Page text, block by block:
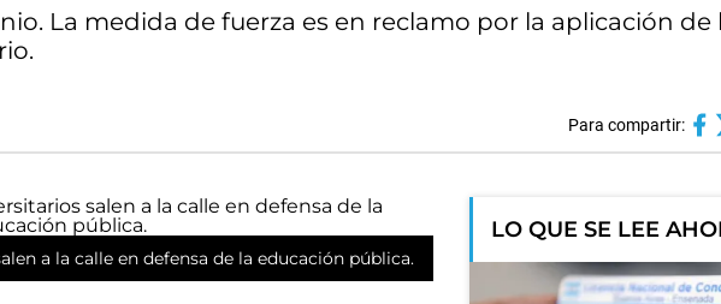
La medida de fuerza es en reclamo por la aplicación de
Para compartir:
a la calle en defensa de la educación pública.
LO QUE SE LEE